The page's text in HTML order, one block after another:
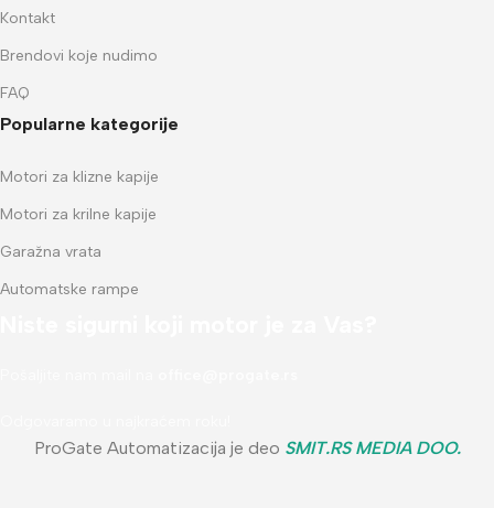
Kontakt
Brendovi koje nudimo
FAQ
Popularne kategorije
Motori za klizne kapije
Motori za krilne kapije
Garažna vrata
Automatske rampe
ProGate Automatizacija je deo SMIT.RS MEDIA DOO.